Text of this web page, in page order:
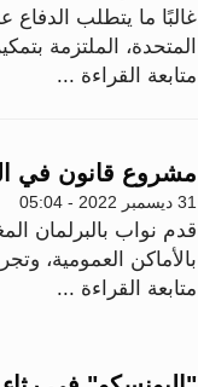
غالبًا ما يتطلب
المتحدة، الملتزمة
متابعة القراءة ...
مشروع قانون في
31 ديسمبر 2022 - 05:04
قدم نواب بالبرلمان
بالأماكن العمومية،
متابعة القراءة ...